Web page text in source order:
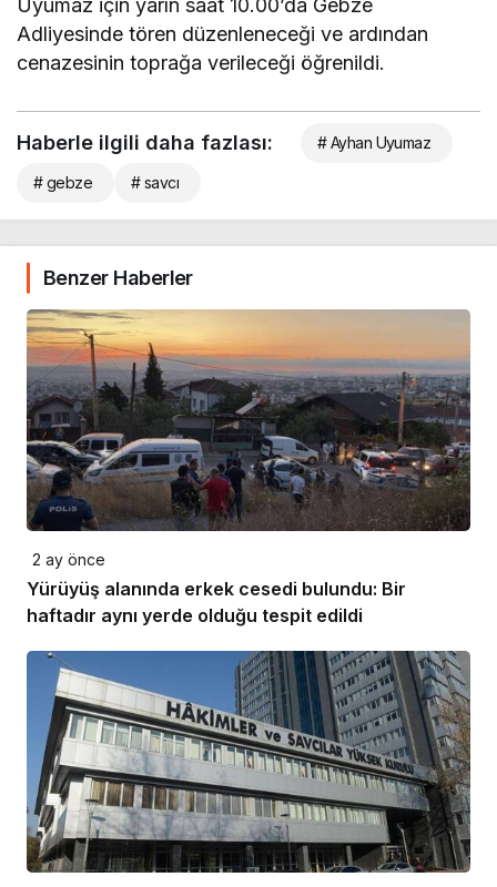
Uyumaz için yarın saat 10.00’da Gebze
Adliyesinde tören düzenleneceği ve ardından
cenazesinin toprağa verileceği öğrenildi.
Haberle ilgili daha fazlası: # Ayhan Uyumaz
# gebze # savcı
Benzer Haberler
2 ay önce
Yürüyüş alanında erkek cesedi bulundu: Bir
haftadır aynı yerde olduğu tespit edildi